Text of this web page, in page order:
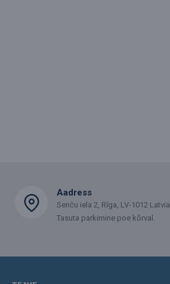
Aadress
Senču iela 2, Rīga, LV-1012 Latvia
Tasuta parkimine poe kõrval.